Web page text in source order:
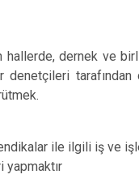
dernek ve
denetçileri
ile ilgili iş ve
yapmaktır